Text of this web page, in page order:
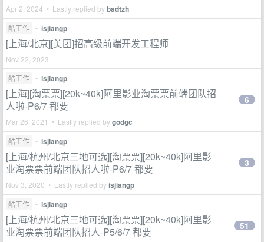
Apr 2, 2024 • Lastly replied bybadtzh
酷工作 • isjiangp
[上海/北京][美团]招高级前端开发工程师
Nov 22, 2023
酷工作
• isjiangp
[上海][淘票票][20k~40k]阿里影业淘票票前端团队招
人啦-P6/7 都要
Mar 26, 2021 • Lastly replied bygodgc
6
酷工作 • isjiangp
[上海/杭州/北京三地可选][淘票票][20k~40k]阿里影
业淘票票前端团队招人啦-P6/7 都要
Nov 3, 2020 • Lastly replied byisjiangp
3
酷工作 • isjiangp
[上海/杭州/北京三地可选][淘票票][20k~40k]阿里影
业淘票票前端团队招人-P5/6/7 都要
51